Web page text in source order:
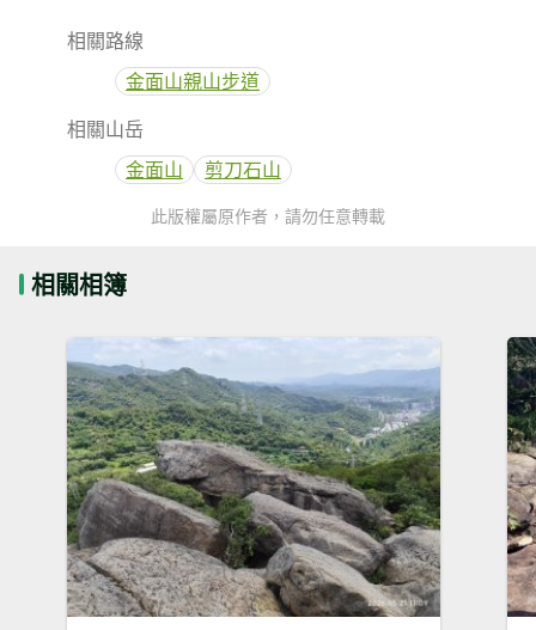
相關路線
金面山親山步道
相關山岳
金面山
剪刀石山
此版權屬原作者，請勿任意轉載
相關相簿